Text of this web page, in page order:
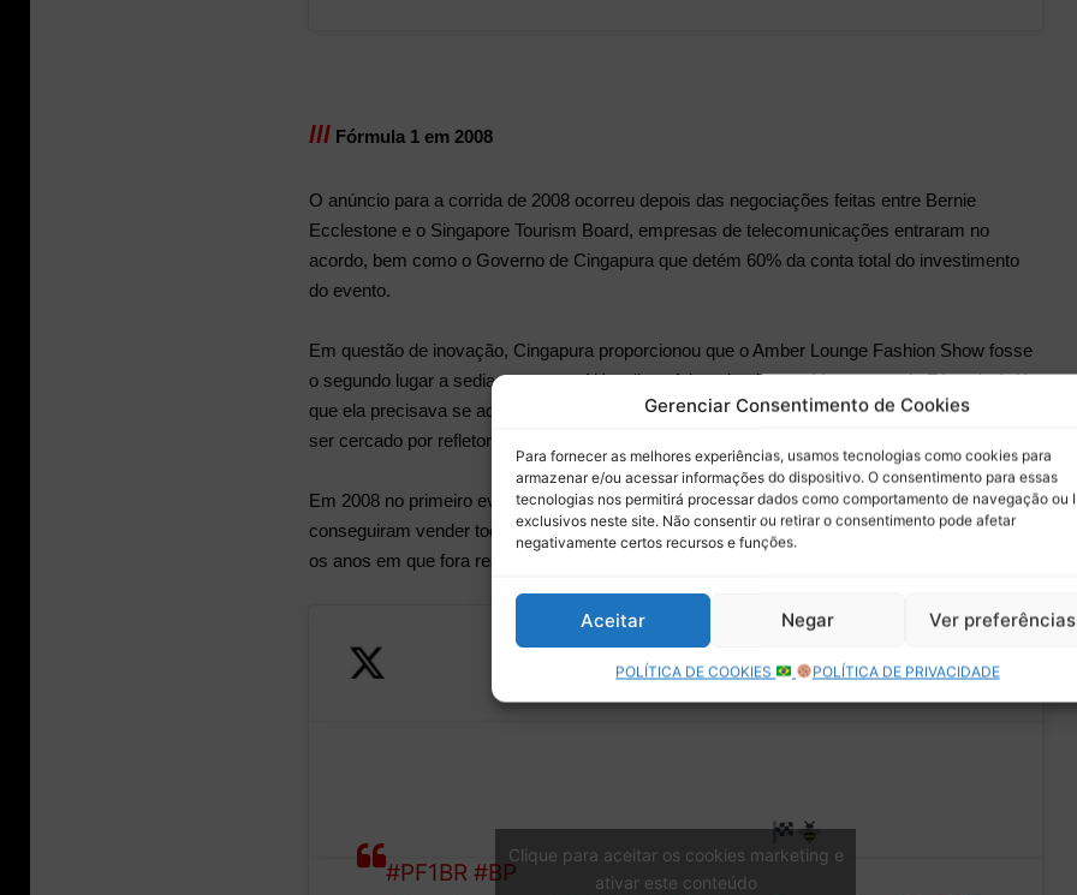
Gerenciar Consentimento de Cookies
Para fornecer as melhores experiências, usamos tecnologias como cookies para
armazenar e/ou acessar informações do dispositivo. O consentimento para essas
tecnologias nos permitirá processar dados como comportamento de navegação ou
exclusivos neste site. Não consentir ou retirar o consentimento pode afetar
negativamente certos recursos e funções.
Aceitar Negar Ver preferências
POLÍTICA DE COOKIES POLÍTICA DE PRIVACIDADE
lll Fórmula 1 em 2008
O anúncio para a corrida de 2008 ocorreu depois das negociações feitas entre Bernie
Ecclestone e o Singapore Tourism Board, empresas de telecomunicações entraram no
acordo, bem como o Governo de Cingapura que detém 60% da conta total do investimento
do evento.
Em questão de inovação, Cingapura proporcionou que o Amber Lounge Fashion Show fosse
o segundo lugar a sediar o evento. Além disso foi a primeira corrida noturna da Fórmula 1, já
que ela precisava se adequar ao horário Europeu de transmissão. O circuito precisou então
ser cercado por refletores, 1600 segundo dados do globoesporte.com.
Em 2008 no primeiro evento, foram colocados 110 mil ingressos a disposição do público e
conseguiram vender todos. Esse Grande Prêmio costuma ter um grande público em todos
os anos em que fora realizado.
corrida deste final de semana <3
#PF1BR #BP
(@DehFlowers)
Clique para aceitar os cookies marketing e
ativar este conteúdo